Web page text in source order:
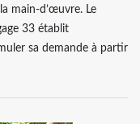
main-d’œuvre. Le
33 établit
sa demande à partir